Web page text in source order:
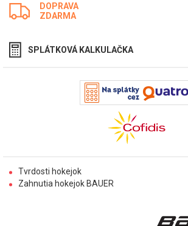
DOPRAVA
ZDARMA
SPLÁTKOVÁ KALKULAČKA
Tvrdosti hokejok
Zahnutia hokejok BAUER